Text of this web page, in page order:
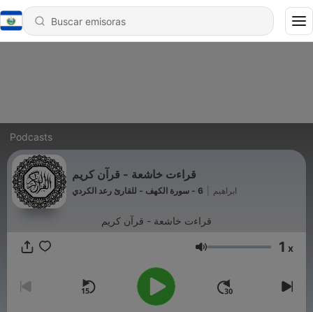
Podcasts
قراءت خاشعة - قرآن كريم
ابراهيم 6 - سورة الكهف - للقارئ رعد الكردي
قراءت خاشعة - قرآن كريم
Volumen 1 x